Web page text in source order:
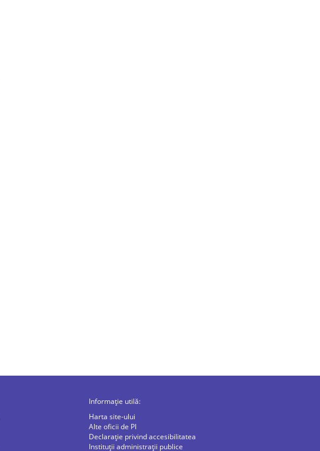
Informație utilă:
Harta site-ului
Alte oficii de PI
Declarație privind accesibilitatea
Instituții administrații publice